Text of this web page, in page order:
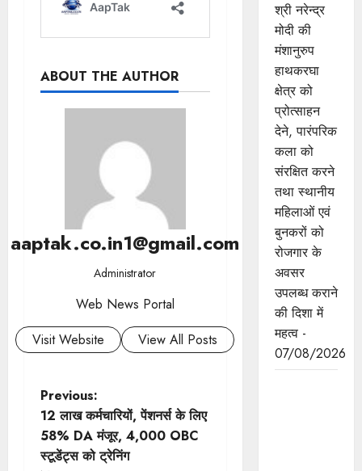
ABOUT THE AUTHOR
aaptak.co.in1@gmail.com
Administrator
Web News Portal
Visit Website
View All Posts
P
o
Previous:
12 लाख कर्मचारियों, पेंशनर्स के लिए
58% DA मंजूर, 4,000 OBC
स्टूडेंट्स को ट्रेनिंग
श्री नरेन्‍द्र
मोदी की
मंशानुरुप
हाथकरघा
क्षेत्र को
प्रोत्साहन
देने, पारंपरिक
कला को
संरक्षित करने
तथा स्थानीय
महिलाओं एवं
बुनकरों को
रोजगार के
अवसर
उपलब्ध कराने
की दिशा में
महत्व -
07/08/2026